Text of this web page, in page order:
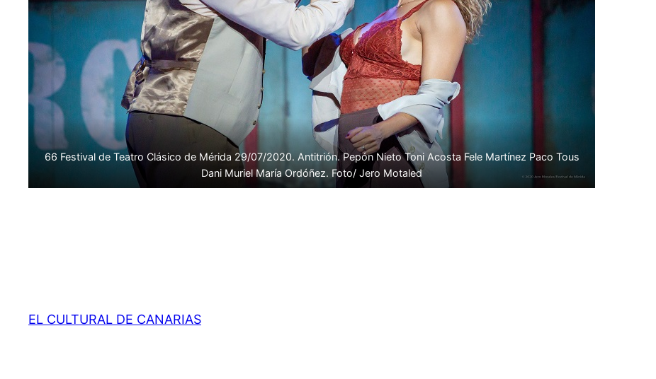
66 Festival de Teatro Clásico de Mérida 29/07/2020. Antitrión. Pepón Nieto Toni Acosta Fele Martínez Paco Tous
Dani Muriel María Ordóñez. Foto/ Jero Motaled
EL CULTURAL DE CANARIAS